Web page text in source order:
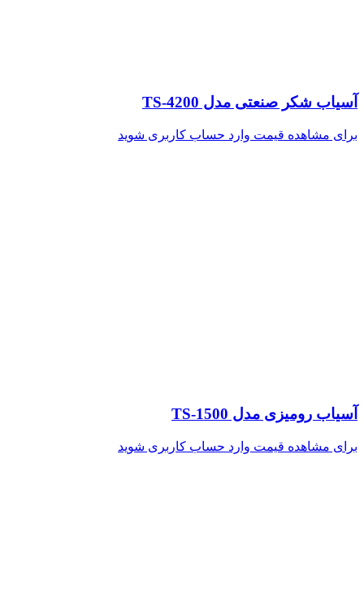
آسیاب شکر صنعتی مدل TS-4200
برای مشاهده قیمت وارد حساب کاربری شوید
آسیاب رومیزی مدل TS-1500
برای مشاهده قیمت وارد حساب کاربری شوید